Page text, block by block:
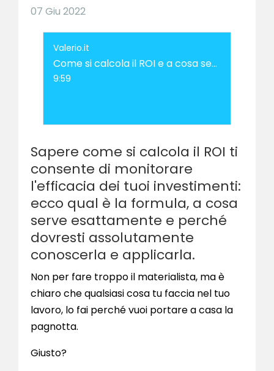
07 Giu 2022
Valerio.it
Come si calcola il ROI e a cosa serve (formula con esempi)
9:59
Sapere come si calcola il ROI ti
consente di monitorare
l'efficacia dei tuoi investimenti:
ecco qual è la formula, a cosa
serve esattamente e perché
dovresti assolutamente
conoscerla e applicarla.
Non per fare troppo il materialista, ma è
chiaro che qualsiasi cosa tu faccia nel tuo
lavoro, lo fai perché vuoi portare a casa la
pagnotta.
Giusto?